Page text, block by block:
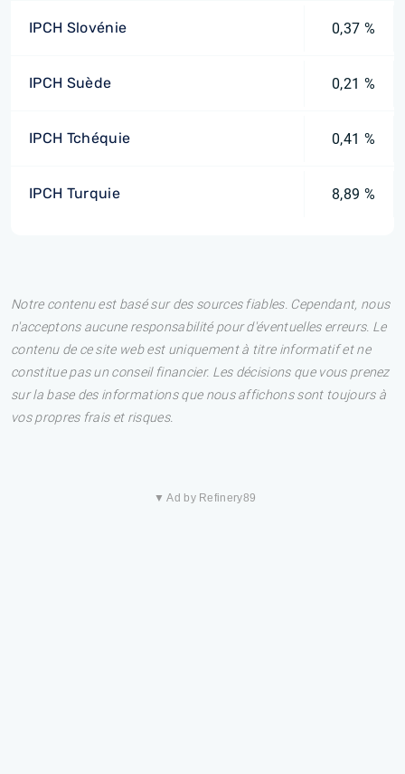
IPCH Slovénie 0,37 %
IPCH Suède 0,21 %
IPCH Tchéquie 0,41 %
IPCH Turquie 8,89 %
Notre contenu est basé sur des sources fiables. Cependant, nous
n'acceptons aucune responsabilité pour d'éventuelles erreurs. Le
contenu de ce site web est uniquement à titre informatif et ne
constitue pas un conseil financier. Les décisions que vous prenez
sur la base des informations que nous affichons sont toujours à
vos propres frais et risques.
▼ Ad by Refinery89